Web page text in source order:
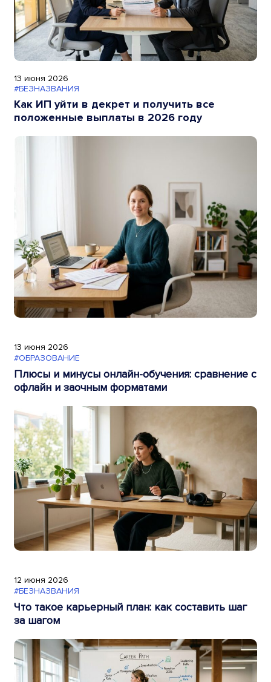
13 июня 2026
#БЕЗНАЗВАНИЯ
Как ИП уйти в декрет и получить все
положенные выплаты в 2026 году
13 июня 2026
#ОБРАЗОВАНИЕ
Плюсы и минусы онлайн-обучения: сравнение с
офлайн и заочным форматами
12 июня 2026
#БЕЗНАЗВАНИЯ
Что такое карьерный план: как составить шаг
за шагом